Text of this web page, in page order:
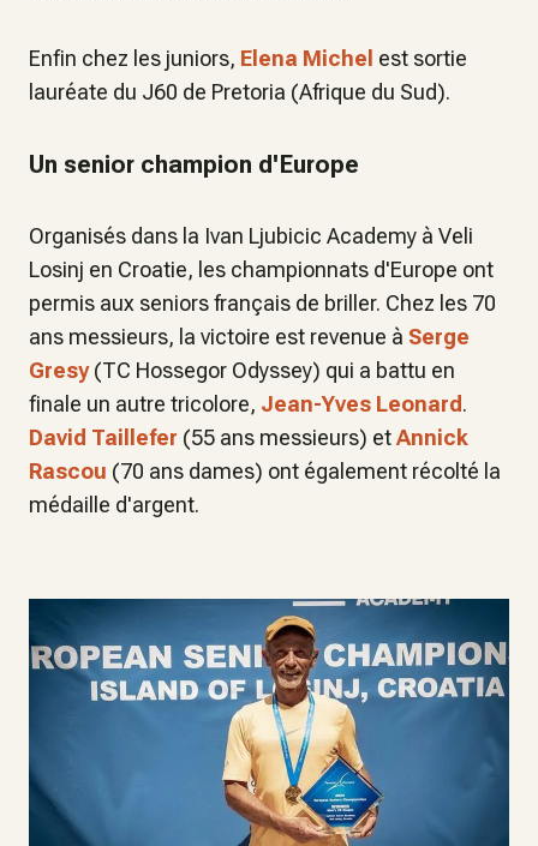
Enfin chez les juniors, Elena Michel est sortie
lauréate du J60 de Pretoria (Afrique du Sud).
Un senior champion d'Europe
Organisés dans la Ivan Ljubicic Academy à Veli
Losinj en Croatie, les championnats d'Europe ont
permis aux seniors français de briller. Chez les 70
ans messieurs, la victoire est revenue à Serge
Gresy(TC Hossegor Odyssey) qui a battu en
finale un autre tricolore, Jean-Yves Leonard.
David Taillefer (55 ans messieurs) etAnnick
Rascou (70 ans dames) ont également récolté la
médaille d'argent.